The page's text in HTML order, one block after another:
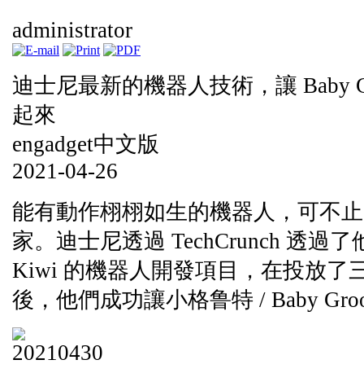
administrator
迪士尼最新的機器人技術，讓 Baby
起來
engadget中文版
2021-04-26
能有動作栩栩如生的機器人，可不
家。迪士尼透過 TechCrunch 透過了
Kiwi 的機器人開發項目，在投放了
後，他們成功讓小格鲁特 / Baby